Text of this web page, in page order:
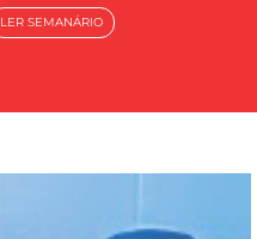
LER SEMANÁRIO